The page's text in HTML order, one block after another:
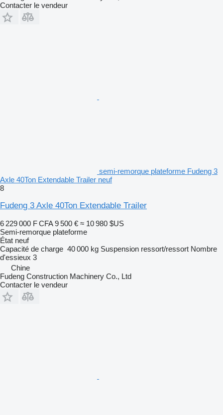
Contacter le vendeur
semi-remorque plateforme Fudeng 3
Axle 40Ton Extendable Trailer neuf
8
Fudeng 3 Axle 40Ton Extendable Trailer
6 229 000 F CFA 9 500 € ≈ 10 980 $US
Semi-remorque plateforme
État neuf
Capacité de charge 40 000 kg Suspension ressort/ressort Nombre
d'essieux 3
Chine
Fudeng Construction Machinery Co., Ltd
Contacter le vendeur